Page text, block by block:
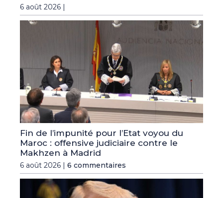
6 août 2026 |
Fin de l’impunité pour l’Etat voyou du
Maroc : offensive judiciaire contre le
Makhzen à Madrid
6 août 2026 | 6 commentaires